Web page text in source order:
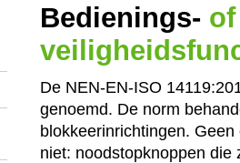
Bedienings-
De NEN-EN-ISO
genoemd. De norm
blokkeerinrichtingen.
niet: noodstopknoppen die